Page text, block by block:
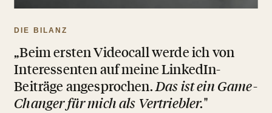
DIE BILANZ
„Beim ersten Videocall werde ich von
Interessenten auf meine LinkedIn-
Beiträge angesprochen.Das ist ein Game-
Changer für mich als Vertriebler."